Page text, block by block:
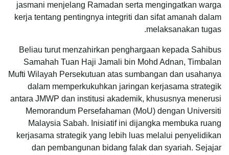
jasmani menjelang Ramadan serta mengingatkan warga
kerja tentang pentingnya integriti dan sifat amanah dalam
melaksanakan tugas.
Beliau turut menzahirkan penghargaan kepada Sahibus
Samahah Tuan Haji Jamali bin Mohd Adnan, Timbalan
Mufti Wilayah Persekutuan atas sumbangan dan usahanya
dalam memperkukuhkan jaringan kerjasama strategik
antara JMWP dan institusi akademik, khususnya menerusi
Memorandum Persefahaman (MoU) dengan Universiti
Malaysia Sabah. Inisiatif ini dijangka membuka ruang
kerjasama strategik yang lebih luas melalui penyelidikan
dan pembangunan bidang falak dan syariah. Sejajar